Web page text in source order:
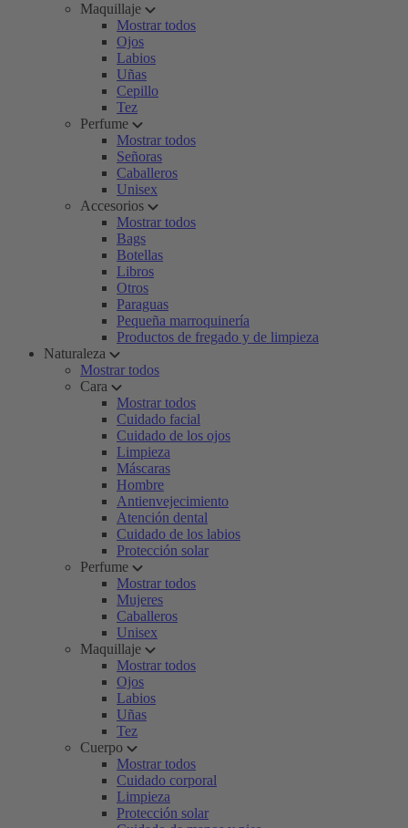
Maquillaje
Mostrar todos
Ojos
Labios
Uñas
Cepillo
Tez
Perfume
Mostrar todos
Señoras
Caballeros
Unisex
Accesorios
Mostrar todos
Bags
Botellas
Libros
Otros
Paraguas
Pequeña marroquinería
Productos de fregado y de limpieza
Naturaleza
Mostrar todos
Cara
Mostrar todos
Cuidado facial
Cuidado de los ojos
Limpieza
Máscaras
Hombre
Antienvejecimiento
Atención dental
Cuidado de los labios
Protección solar
Perfume
Mostrar todos
Mujeres
Caballeros
Unisex
Maquillaje
Mostrar todos
Ojos
Labios
Uñas
Tez
Cuerpo
Mostrar todos
Cuidado corporal
Limpieza
Protección solar